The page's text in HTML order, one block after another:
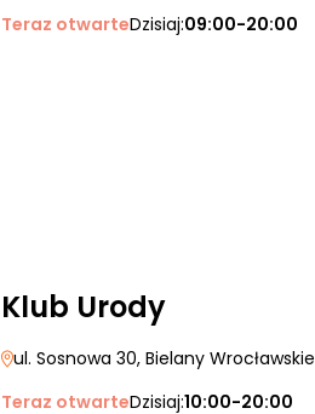
Teraz otwarteDzisiaj:09:00-20:00
Klub Urody
ul. Sosnowa 30, Bielany Wrocławskie
Teraz otwarteDzisiaj:10:00-20:00